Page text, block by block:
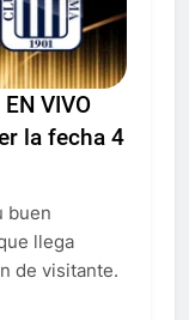
VIVO
la fecha 4
buen
llega
de visitante.